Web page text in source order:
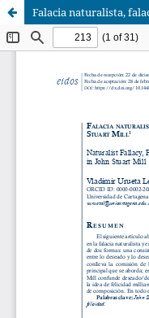
Falacia naturalista,